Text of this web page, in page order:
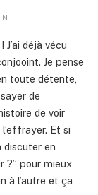
J’ai déjà vécu
Je pense
toute détente,
de
de voir
Et si
discuter en
?” pour mieux
à l’autre et ça